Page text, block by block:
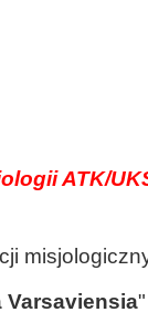
ATK/
Varsaviensia